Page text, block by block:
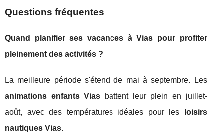
Questions fréquentes
Quand planifier ses vacances à Vias pour profiter
pleinement des activités ?
La meilleure période s'étend de mai à septembre. Les
animations enfants Vias battent leur plein en juillet-
août, avec des températures idéales pour les
loisirs
nautiques Vias.